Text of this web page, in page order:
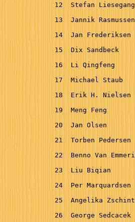
12  Stefan
13  Jannik
14  Jan
15  Dix
16  Li Qingfeng
17  Michael
18  Erik H.
19  Meng Feng
20  Jan Olsen
21  Torben
22  Benno Van
23  Liu Biqian
24  Per
25  Angelika
26  George